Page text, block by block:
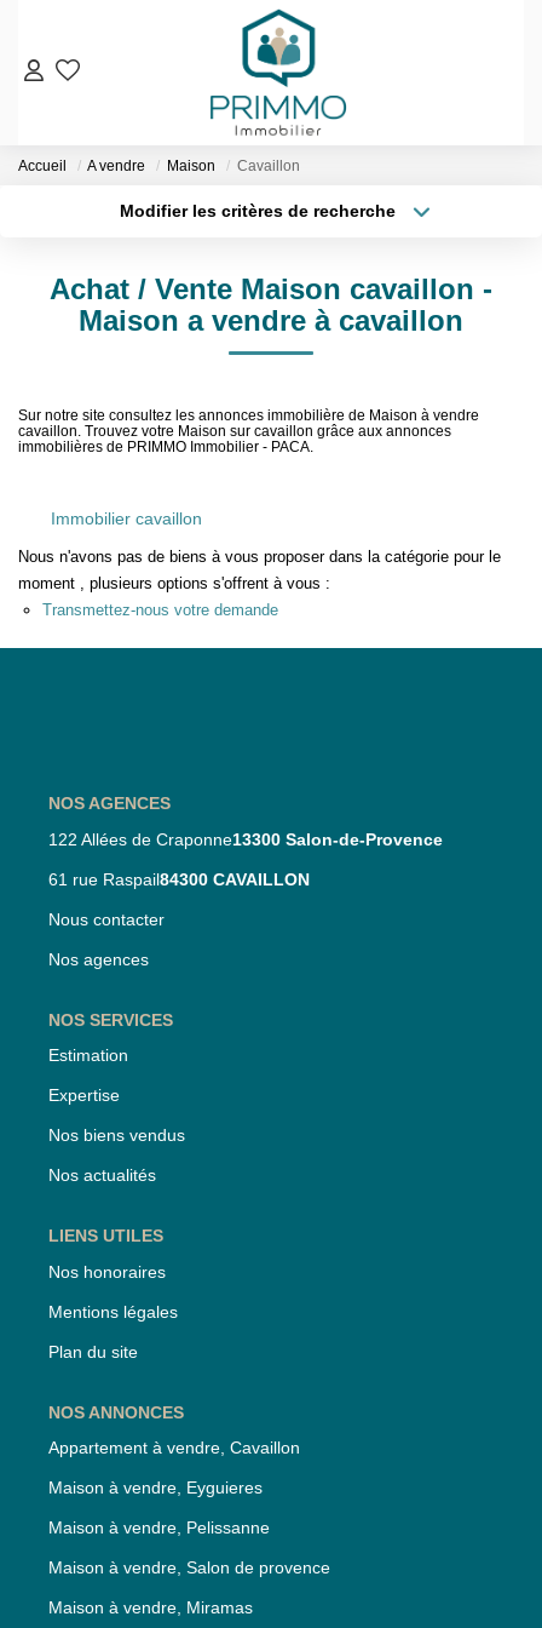
VENTES
Nos Biens En Vente
Nos Biens Vendus
LOCATIONS
ESTIMATION & EXPERTISE
Qui Sommes-Nous
Nos Partenaires
Nos Actualités
Accueil A vendre Maison Cavaillon
Modifier les critères de recherche
Surface min Budget max
Achat / Vente Maison cavaillon -
Maison a vendre à cavaillon
Sur notre site consultez les annonces immobilière de Maison à vendre
cavaillon. Trouvez votre Maison sur cavaillon grâce aux annonces
immobilières de PRIMMO Immobilier - PACA.
Immobilier cavaillon
Nous n'avons pas de biens à vous proposer dans la catégorie pour le
moment , plusieurs options s'offrent à vous :
Transmettez-nous votre demande
NOS AGENCES
122 Allées de Craponne13300 Salon-de-Provence
61 rue Raspail84300 CAVAILLON
Nous contacter
Nos agences
NOS SERVICES
Estimation
Expertise
Nos biens vendus
Nos actualités
LIENS UTILES
Nos honoraires
Mentions légales
Plan du site
NOS ANNONCES
Appartement à vendre, Cavaillon
Maison à vendre, Eyguieres
Maison à vendre, Pelissanne
Maison à vendre, Salon de provence
Maison à vendre, Miramas